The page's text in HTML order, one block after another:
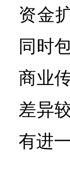
资金
同时
商业
差异
有进